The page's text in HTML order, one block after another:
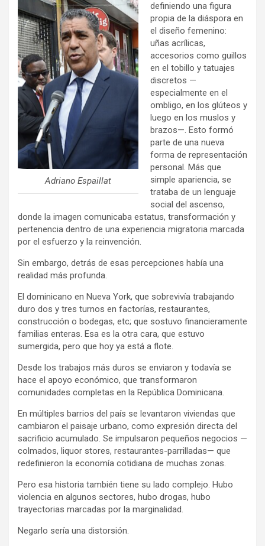
Adriano Espaillat
definiendo una figura
propia de la diáspora en
el diseño femenino:
uñas acrílicas,
accesorios como guillos
en el tobillo y tatuajes
discretos —
especialmente en el
ombligo, en los glúteos y
luego en los muslos y
brazos—. Esto formó
parte de una nueva
forma de representación
personal. Más que
simple apariencia, se
trataba de un lenguaje
social del ascenso,
donde la imagen comunicaba estatus, transformación y
pertenencia dentro de una experiencia migratoria marcada
por el esfuerzo y la reinvención.
Sin embargo, detrás de esas percepciones había una
realidad más profunda.
El dominicano en Nueva York, que sobrevivía trabajando
duro dos y tres turnos en factorías, restaurantes,
construcción o bodegas, etc; que sostuvo financieramente
familias enteras. Esa es la otra cara, que estuvo
sumergida, pero que hoy ya está a flote.
Desde los trabajos más duros se enviaron y todavía se
hace el apoyo económico, que transformaron
comunidades completas en la República Dominicana.
En múltiples barrios del país se levantaron viviendas que
cambiaron el paisaje urbano, como expresión directa del
sacrificio acumulado. Se impulsaron pequeños negocios —
colmados, liquor stores, restaurantes-parrilladas— que
redefinieron la economía cotidiana de muchas zonas.
Pero esa historia también tiene su lado complejo. Hubo
violencia en algunos sectores, hubo drogas, hubo
trayectorias marcadas por la marginalidad.
Negarlo sería una distorsión.